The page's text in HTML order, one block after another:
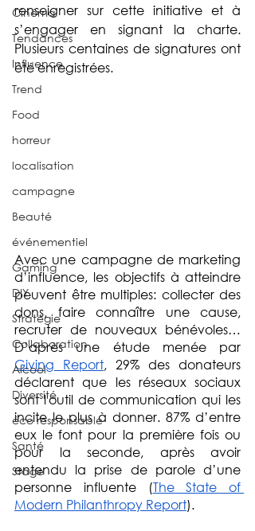
Cinéma
Tendances
Influence
Trend
Food
horreur
localisation
campagne
Beauté
événementiel
Gaming
DIY
Stratégie
Collaboration
Alcool
Diversité
éco responsable
Santé
Stage
renseigner sur cette initiative et à
s’engager en signant la charte.
Plusieurs centaines de signatures ont
été enregistrées.
Avec une campagne de marketing
d’influence, les objectifs à atteindre
peuvent être multiples: collecter des
dons, faire connaître une cause,
recruter de nouveaux bénévoles…
Giving Report, 29% des donateurs
déclarent que les réseaux sociaux
sont l'outil de communication qui les
incite le plus à donner. 87% d’entre
eux le font pour la première fois ou
pour la seconde, après avoir
entendu la prise de parole d’une
personne influente (The State of
Modern Philanthropy Report).